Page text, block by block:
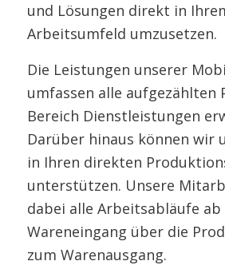
und Lösungen direkt in
Arbeitsumfeld umzusetzen.
Die Leistungen unserer
umfassen alle aufgezählten
Bereich Dienstleistungen
Darüber hinaus können wir
in Ihren direkten
unterstützen. Unsere
dabei alle Arbeitsabläufe ab
Wareneingang über die
zum Warenausgang.